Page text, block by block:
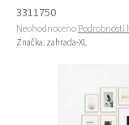
3311750
Průměrné hodnocení
NeohodnocenoPodrobnosti
Značka: zahrada-XL